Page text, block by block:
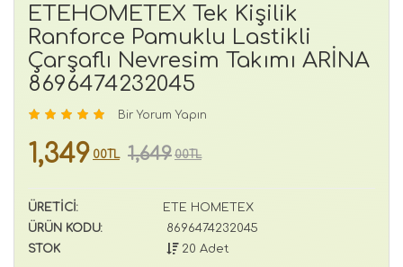
ETEHOMETEX Tek Kişilik
Ranforce Pamuklu Lastikli
Çarşaflı Nevresim Takımı ARİNA
8696474232045
Bir Yorum Yapın
1,349 00TL 1,649 00TL
ÜRETİCİ:
ETE HOMETEX
ÜRÜN KODU:
8696474232045
STOK
20 Adet